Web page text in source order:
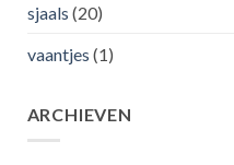
sjaals (20)
vaantjes (1)
ARCHIEVEN